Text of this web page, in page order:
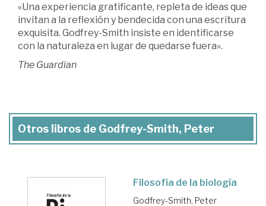
«Una experiencia gratificante, repleta de ideas que
invitan a la reflexión y bendecida con una escritura
exquisita. Godfrey-Smith insiste en identificarse
con la naturaleza en lugar de quedarse fuera».
The Guardian
Otros libros de Godfrey-Smith, Peter
Filosofía de la biología
Godfrey-Smith, Peter